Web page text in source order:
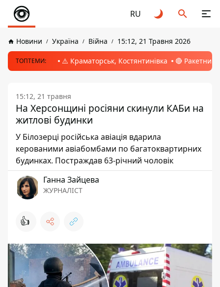
RU
Новини Україна Війна 15:12, 21 Травня 2026
ТОПТЕМИ: ⚠️ Краматорськ, Костянтинівка 🔴 Ракетний
15:12, 21 травня
На Херсонщині росіяни скинули КАБи на
житлові будинки
У Білозерці російська авіація вдарила
керованими авіабомбами по багатоквартирних
будинках. Постраждав 63-річний чоловік
Ганна Зайцева
ЖУРНАЛІСТ
👍